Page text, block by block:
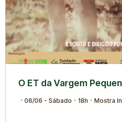
O ET da Vargem
06/06 - Sábado 18h Mostra